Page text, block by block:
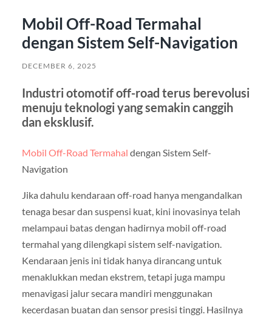
Mobil Off-Road Termahal
dengan Sistem Self-Navigation
DECEMBER 6, 2025
Industri otomotif off-road terus berevolusi
menuju teknologi yang semakin canggih
dan eksklusif.
Mobil Off-Road Termahal dengan Sistem Self-
Navigation
Jika dahulu kendaraan off-road hanya mengandalkan
tenaga besar dan suspensi kuat, kini inovasinya telah
melampaui batas dengan hadirnya mobil off-road
termahal yang dilengkapi sistem self-navigation.
Kendaraan jenis ini tidak hanya dirancang untuk
menaklukkan medan ekstrem, tetapi juga mampu
menavigasi jalur secara mandiri menggunakan
kecerdasan buatan dan sensor presisi tinggi. Hasilnya